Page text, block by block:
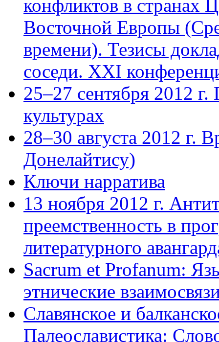
конфликтов в странах
Восточной Европы
времени). Тезисы
соседи. XXI
25–27 сентября 2012
культурах
28–30 августа 2012 г.
Донелайтису)
Ключи нарратива
13 ноября 2012 г.
преемственность в
литературного
Sacrum et Profanum:
этнические
Славянское и
Палеославистика: